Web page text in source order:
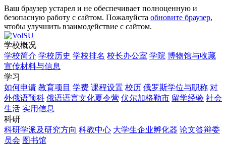
Ваш браузер устарел и не обеспечивает полноценную и
безопасную работу с сайтом. Пожалуйста обновите браузер,
чтобы улучшить взаимодействие с сайтом.
学校概况
学校简介 学校历史 学校排名 校长办公室 学院 博物馆与收藏
宣传材料与信息
学习
如何申请 教育项目 学费 课程设置 校历 俄罗斯学位与职称 对
外俄语预科 俄语语言文化夏令营 伏尔加格勒市 留学经验 社会
生活 实用信息
科研
科研学派及研究方向 科教中心 大学生企业孵化器 论文答辩委
员会 图书馆